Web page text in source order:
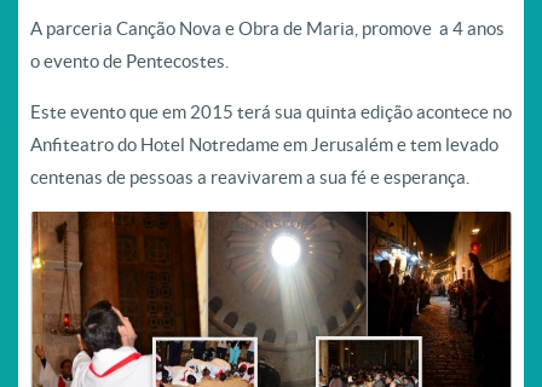
A parceria Canção Nova e Obra de Maria, promove a 4 anos
o evento de Pentecostes.
Este evento que em 2015 terá sua quinta edição acontece no
Anfiteatro do Hotel Notredame em Jerusalém e tem levado
centenas de pessoas a reavivarem a sua fé e esperança.